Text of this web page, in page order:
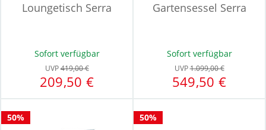
Loungetisch Serra
Sofort verfügbar
UVP419,00 €
209,50 €
Gartensessel Serra
Sofort verfügbar
UVP1.099,00 €
549,50 €
50% 50%